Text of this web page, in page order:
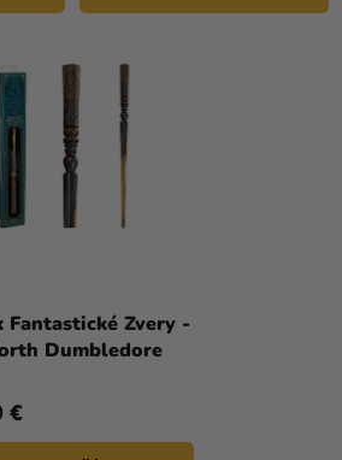
Fantastické Zvery -
Dumbledore
€